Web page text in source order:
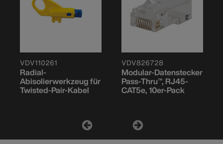
VDV110261
Radial-
Abisolierwerkzeug für
Twisted-Pair-Kabel
VDV826728
Modular-Datenstecker
Pass-Thru™, RJ45-
CAT5e, 10er-Pack